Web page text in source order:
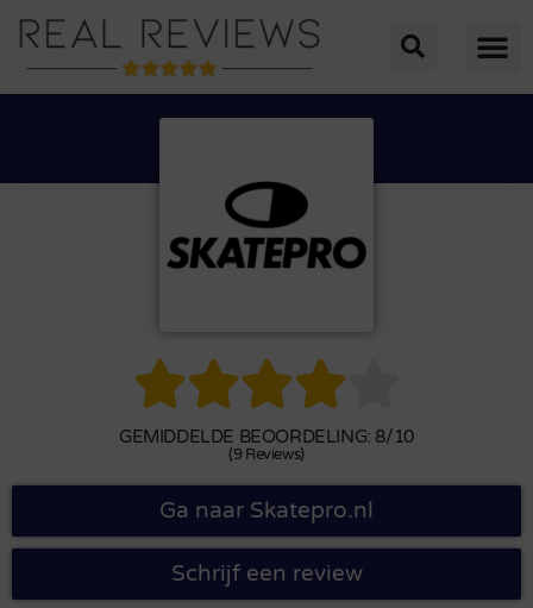

GEMIDDELDE BEOORDELING: 8/10
(9 Reviews)
Ga naar Skatepro.nl
Schrijf een review